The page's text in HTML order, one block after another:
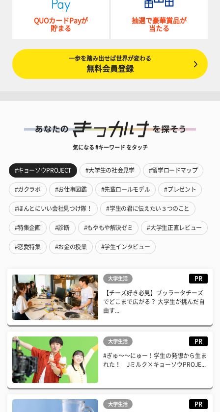
QUOカードPayが
貯まる
抽選で豪華賞品が
当たる
一歩を踏み出せば世界が変わる
無料会員登録
気になる #キーワード をタッチ
#キョーソウPROJECT #大学生の社会見学 #留学ロードマップ
#ガクラボ #お仕事図鑑 #先輩ロールモデル #プレゼント
#ほんとにいい会社見つけ隊！ #学生の君に伝えたい３つのこと
#特集企画 #診断 #もやもや解決ゼミ #大学生正直レビュー
#恋愛特集 #お金の授業 #学生インタビュー
大学生活 PR
【チーズ好き必見】ブッラータチーズ
でどこまで広がる？ 大学生が挑んだ自
由す...
大学生活 PR
#ぎゅ〜〜にゅー！学生の発想から生ま
れた！ Jミルク×キョーソウPROJE...
大学生活 PR